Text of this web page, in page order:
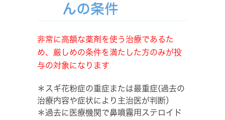
んの条件
非常に高額な薬剤を使う治療であるた
め、厳しめの条件を満たした方のみが投
与の対象になります
＊スギ花粉症の重症または最重症(過去の
治療内容や症状により主治医が判断）
＊過去に医療機関で鼻噴霧用ステロイド